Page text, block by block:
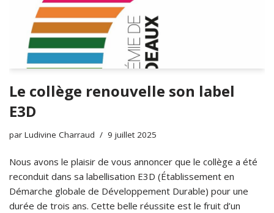
Le collège renouvelle son label
E3D
par Ludivine Charraud 9 juillet 2025
Nous avons le plaisir de vous annoncer que le collège a été
reconduit dans sa labellisation E3D (Établissement en
Démarche globale de Développement Durable) pour une
durée de trois ans. Cette belle réussite est le fruit d’un